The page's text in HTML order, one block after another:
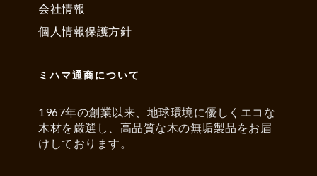
会社情報
個人情報保護方針
ミハマ通商について
1967年の創業以来、地球環境に優しくエコな
木材を厳選し、高品質な木の無垢製品をお届
けしております。